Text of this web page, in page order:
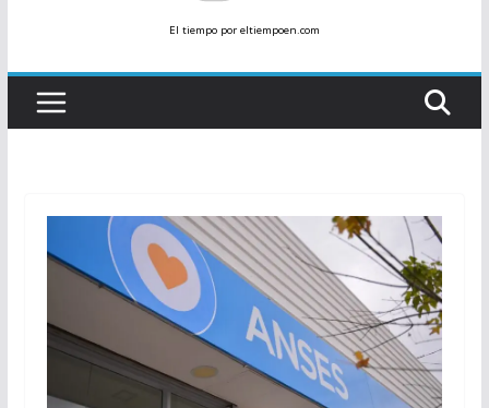
El tiempopor eltiempoen.com